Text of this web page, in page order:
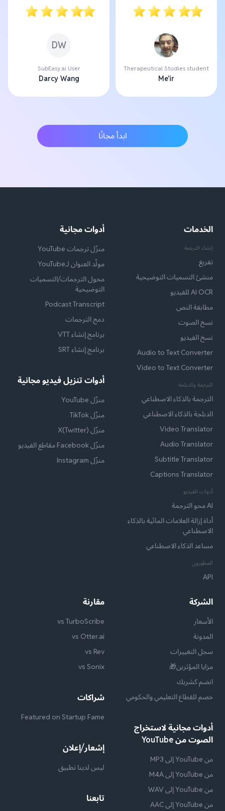
Therapeutical Studies student
Me'ir
DW
SubEasy.ai User
Darcy Wang
ابدأ مجانًا
الخدمات
إنشاء الترجمة
تفريغ
منشئ التسميات التوضيحية
AI OCR للفيديو
مطابقة النص
نسخ الصوت
نسخ الفيديو
Audio to Text Converter
Video to Text Converter
الترجمة والدبلجة
الترجمة بالذكاء الاصطناعي
الدبلجة بالذكاء الاصطناعي
Video Translator
Audio Translator
Subtitle Translator
Captions Translator
أدوات الفيديو
AI محو الترجمة
أداة إزالة العلامات المائية بالذكاء
الاصطناعي
مساعد الذكاء الاصطناعي
المطورون
API
أدوات مجانية
منزّل ترجمات YouTube
مولّد العنوان لـYouTube
محول الترجمات/التسميات
التوضيحية
Podcast Transcript
دمج الترجمات
برنامج إنشاء VTT
برنامج إنشاء SRT
أدوات تنزيل فيديو مجانية
منزّل YouTube
منزّل TikTok
منزّل X(Twitter)
منزّل Facebook مقاطع الفيديو
منزّل Instagram
الشركة
الأسعار
المدونة
سجل التغييرات
مزايا المؤثرين🎁
انضم كشريك
خصم للقطاع التعليمي والحكومي
أدوات مجانية لاستخراج
الصوت من YouTube
من YouTube إلى MP3
من YouTube إلى M4A
من YouTube إلى WAV
من YouTube إلى AAC
مقارنة
vs TurboScribe
vs Otter.ai
vs Rev
vs Sonix
شراكات
Featured on Startup Fame
إشعار/إعلان
ليس لدينا تطبيق
تابعنا